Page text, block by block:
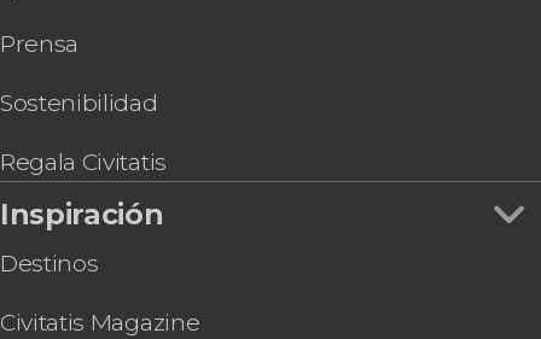
Prensa
Sostenibilidad
Regala Civitatis
Inspiración
Destinos
Civitatis Magazine